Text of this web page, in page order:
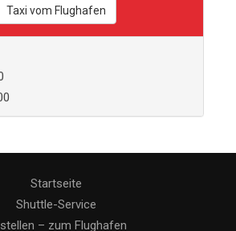
Taxi vom Flughafen
Startseite
Shuttle-Service
– zum Flughafen